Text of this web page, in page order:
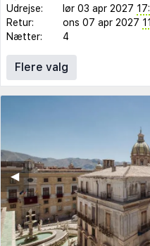
Udrejse:
lør 03 apr 2027
Retur:
ons 07 apr 2027
Nætter:
4
Flere valg
◀︎